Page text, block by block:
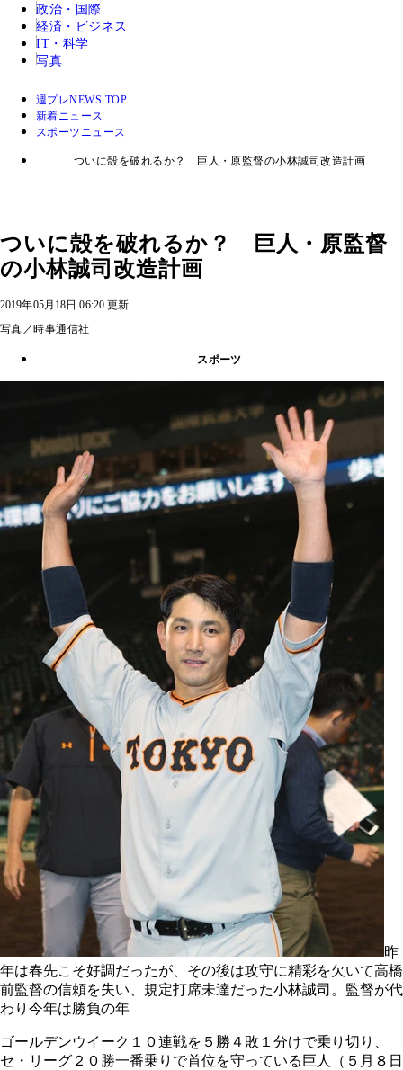
政治・国際
経済・ビジネス
IT・科学
写真
週プレNEWS TOP
新着ニュース
スポーツニュース
ついに殻を破れるか？ 巨人・原監督の小林誠司改造計画
ついに殻を破れるか？ 巨人・原監督
の小林誠司改造計画
2019年05月18日 06:20 更新
写真／時事通信社
スポーツ
昨
年は春先こそ好調だったが、その後は攻守に精彩を欠いて高橋
前監督の信頼を失い、規定打席未達だった小林誠司。監督が代
わり今年は勝負の年
ゴールデンウイーク１０連戦を５勝４敗１分けで乗り切り、
セ・リーグ２０勝一番乗りで首位を守っている巨人（５月８日